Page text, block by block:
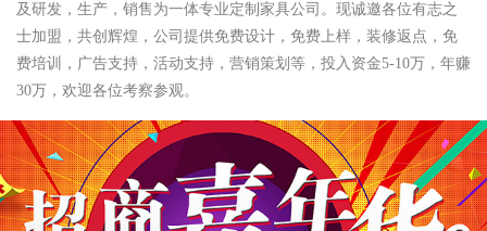
及研发，生产，销售为一体专业定制家具公司。现诚邀各位有志之
士加盟，共创辉煌，公司提供免费设计，免费上样，装修返点，免
费培训，广告支持，活动支持，营销策划等，投入资金5-10万，年赚
30万，欢迎各位考察参观。